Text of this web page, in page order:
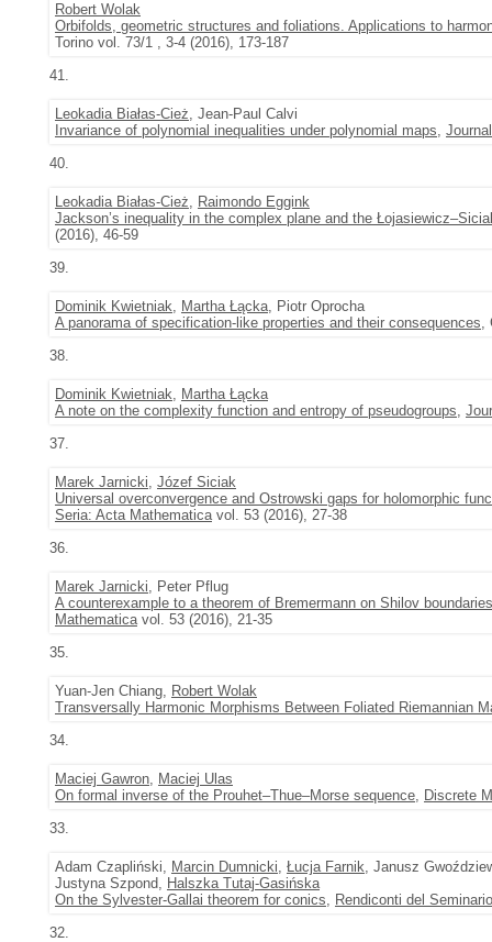
Robert Wolak
Orbifolds, geometric structures and foliations. Applications to
Torino vol. 73/1 , 3-4 (2016), 173-187
41.
Leokadia Białas-Cież, Jean-Paul Calvi
Invariance of polynomial inequalities under polynomial maps,
40.
Leokadia Białas-Cież, Raimondo Eggink
Jackson’s inequality in the complex plane and the
(2016), 46-59
39.
Dominik Kwietniak, Martha Łącka, Piotr Oprocha
A panorama of specification-like properties and their consequences,
38.
Dominik Kwietniak, Martha Łącka
A note on the complexity function and entropy of pseudogroups,
37.
Marek Jarnicki, Józef Siciak
Universal overconvergence and Ostrowski gaps for holomorphic
Seria: Acta Mathematicavol. 53 (2016), 27-38
36.
Marek Jarnicki, Peter Pflug
A counterexample to a theorem of Bremermann on Shilov
Mathematicavol. 53 (2016), 21-35
35.
Yuan-Jen Chiang, Robert Wolak
Transversally Harmonic Morphisms Between Foliated Riemannian
34.
Maciej Gawron, Maciej Ulas
On formal inverse of the Prouhet–Thue–Morse sequence, Discrete
33.
Adam Czapliński, Marcin Dumnicki, Łucja Farnik, Janusz
Justyna Szpond, Halszka Tutaj-Gasińska
On the Sylvester-Gallai theorem for conics, Rendiconti del
32.